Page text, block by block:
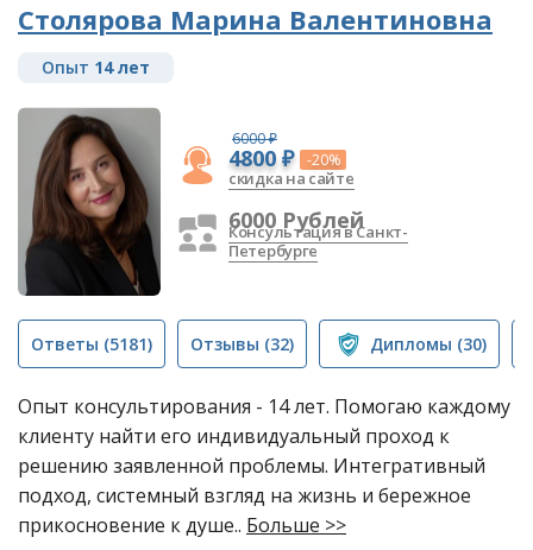
Столярова Марина Валентиновна
Опыт 14 лет
6000 ₽
4800 ₽ -20%
скидка на сайте
6000 Рублей
Консультация в Санкт-
Петербурге
Ответы (5181) Отзывы (32) Дипломы (30)
Опыт консультирования - 14 лет. Помогаю каждому
клиенту найти его индивидуальный проход к
решению заявленной проблемы. Интегративный
подход, системный взгляд на жизнь и бережное
прикосновение к душе.. Больше >>